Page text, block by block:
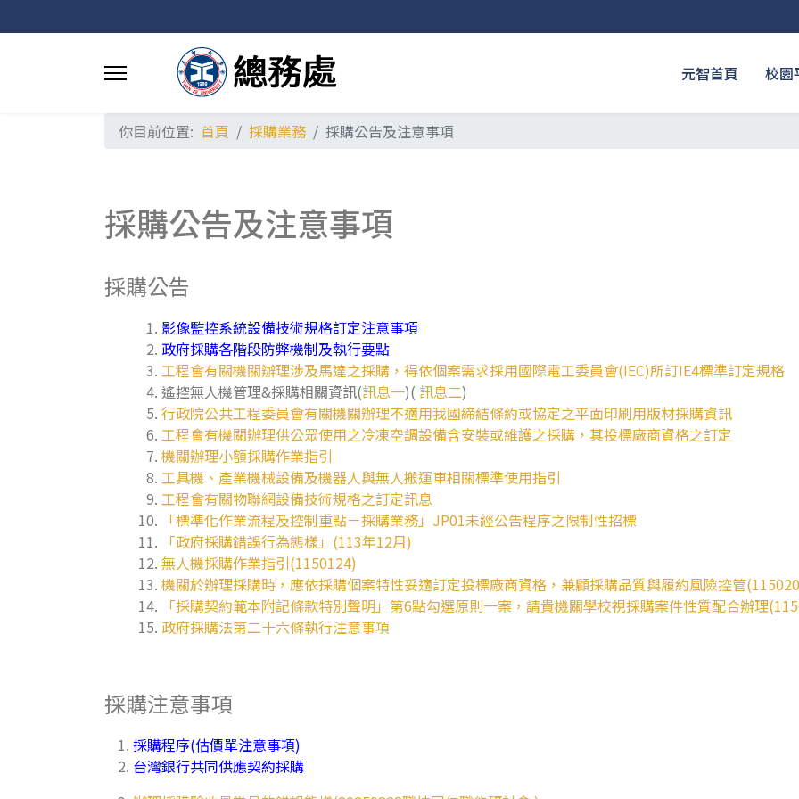
元智首頁 校園
你目前位置: 首頁 採購業務 採購公告及注意事項
採購公告及注意事項
採購公告
影像監控系統設備技術規格訂定注意事項
政府採購各階段防弊機制及執行要點
工程會有關機關辦理涉及馬達之採購，得依個案需求採用國際電工委員會(IEC)所訂IE4標準訂定規格
遙控無人機管理&採購相關資訊(訊息一)( 訊息二)
行政院公共工程委員會有關機關辦理不適用我國締結條約或協定之平面印刷用版材採購資訊
工程會有機關辦理供公眾使用之冷凍空調設備含安裝或維護之採購，其投標廠商資格之訂定
機關辦理小額採購作業指引
工具機、產業機械設備及機器人與無人搬運車相關標準使用指引
工程會有關物聯網設備技術規格之訂定訊息
「標準化作業流程及控制重點－採購業務」JP01未經公告程序之限制性招標
「政府採購錯誤行為態樣」(113年12月)
無人機採購作業指引(1150124)
機關於辦理採購時，應依採購個案特性妥適訂定投標廠商資格，兼顧採購品質與履約風險控管
「採購契約範本附記條款特別聲明」第6點勾選原則一案，請貴機關學校視採購案件性質配合辦理
政府採購法第二十六條執行注意事項
採購注意事項
採購程序(估價單注意事項)
台灣銀行共同供應契約採購